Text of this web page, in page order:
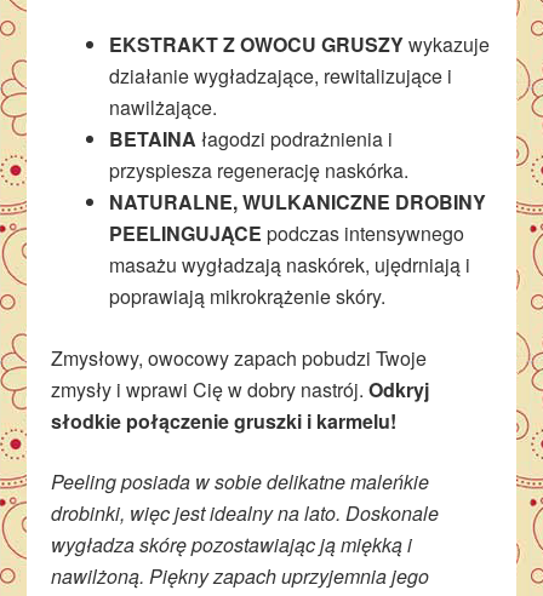
EKSTRAKT Z OWOCU GRUSZYwykazuje
działanie wygładzające, rewitalizujące i
nawilżające.
BETAINA łagodzi podrażnienia i
przyspiesza regenerację naskórka.
NATURALNE, WULKANICZNE DROBINY
PEELINGUJĄCE podczas intensywnego
masażu wygładzają naskórek, ujędrniają i
poprawiają mikrokrążenie skóry.
Zmysłowy, owocowy zapach pobudzi Twoje
zmysły i wprawi Cię w dobry nastrój.Odkryj
słodkie połączenie gruszki i karmelu!
Peeling posiada w sobie delikatne maleńkie
drobinki, więc jest idealny na lato. Doskonale
wygładza skórę pozostawiając ją miękką i
nawilżoną. Piękny zapach uprzyjemnia jego